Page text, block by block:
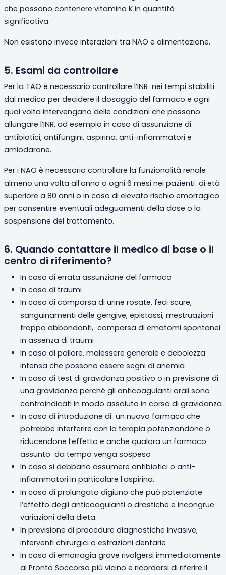
che possono contenere vitamina K in quantità
significativa.
Non esistono invece interazioni tra NAO e alimentazione.
5. Esami da controllare
Per la TAO è necessario controllare l’INR nei tempi stabiliti
dal medico per decidere il dosaggio del farmaco e ogni
qual volta intervengano delle condizioni che possano
allungare l’INR, ad esempio in caso di assunzione di
antibiotici, antifungini, aspirina, anti-infiammatori e
amiodarone.
Per i NAO è necessario controllare la funzionalità renale
almeno una volta all’anno o ogni 6 mesi nei pazienti di età
superiore a 80 anni o in caso di elevato rischio emorragico
per consentire eventuali adeguamenti della dose o la
sospensione del trattamento.
6. Quando contattare il medico di base o il
centro di riferimento?
In caso di errata assunzione del farmaco
In caso di traumi
In caso di comparsa di urine rosate, feci scure,
sanguinamenti delle gengive, epistassi, mestruazioni
troppo abbondanti, comparsa di ematomi spontanei
in assenza di traumi
In caso di pallore, malessere generale e debolezza
intensa che possono essere segni di anemia
In caso di test di gravidanza positivo o in previsione di
una gravidanza perché gli anticoagulanti orali sono
controindicati in modo assoluto in corso di gravidanza
In caso di introduzione di un nuovo farmaco che
potrebbe interferire con la terapia potenziandone o
riducendone l’effetto e anche qualora un farmaco
assunto da tempo venga sospeso
In caso si debbano assumere antibiotici o anti-
infiammatori in particolare l’aspirina.
In caso di prolungato digiuno che può potenziate
l’effetto degli anticoagulanti o drastiche e incongrue
variazioni della dieta.
In previsione di procedure diagnostiche invasive,
interventi chirurgici o estrazioni dentarie
In caso di emorragia grave rivolgersi immediatamente
al Pronto Soccorso più vicino e ricordarsi di riferire il